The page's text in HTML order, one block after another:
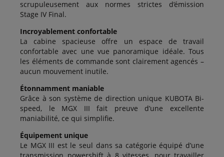
scrupuleusement aux normes strictes d’émission
Stage IV Final.
Incroyablement confortable
La cabine spacieuse offre un espace de travail
confortable avec une vue panoramique idéale. Tous
les éléments de commande sont clairement agencés –
aucun mouvement inutile.
Étonnamment maniable
Grâce à son système de direction unique KUBOTA Bi-
speed, le MGX III fait preuve d’une excellente
maniabilité, ce qui simplifie.
Équipement unique
Le MGX III est le seul dans sa catégorie équipé d’une